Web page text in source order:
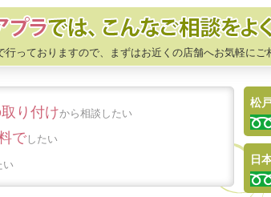
行っておりますので、まずはお近くの店舗へお気軽にご
り付けから相談したい
で したい
い
松
日